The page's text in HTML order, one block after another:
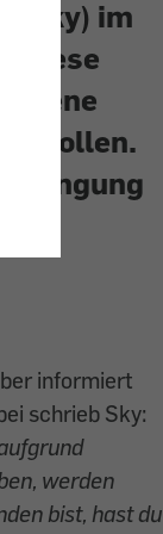
(Sky) im
diese
wollen.
informiert
schrieb Sky:
werden
bist, hast du